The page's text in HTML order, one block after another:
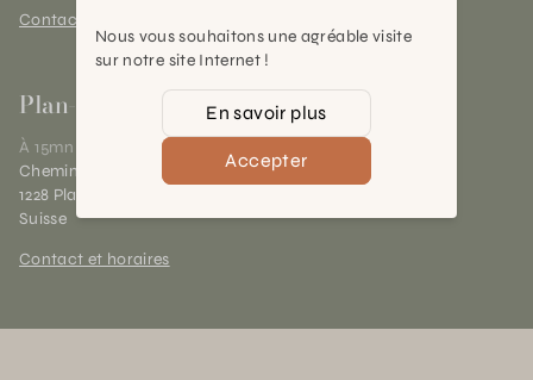
Contact et horaires
Plan-les-Ouates
À 15mn du centre de Genève
Chemin des Charrotons 25
1228 Plan-les-Ouates (GE)
Suisse
Contact et horaires
Nous vous souhaitons une agréable visite
sur notre site Internet !
En savoir plus
Accepter